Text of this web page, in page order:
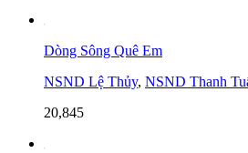
Dòng Sông Quê Em
NSND Lệ Thủy, NSND Thanh
20,845